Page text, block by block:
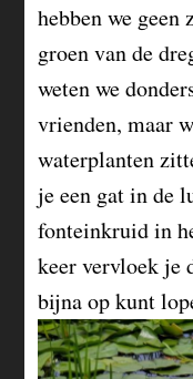
hebben we
groen van de
weten we
vrienden, maar
waterplanten
je een gat in de
fonteinkruid in
keer vervloek je
bijna op kunt